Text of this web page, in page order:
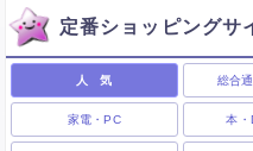
定番ショッピングサ
人 気 総合
家電・PC 本・